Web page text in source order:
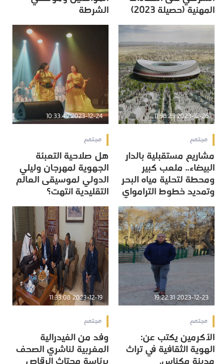
المهنية (حصيلة 2023) الشرطة
2023-12-26 11:58:25
مجتمع
مشاريع مستقبلية بالدار
البيضاء.. ملعب كبير
ومحطة لتحلية مياه البحر
وتمديد خطوط الترامواي
2023-12-24 10:33:49
مجتمع
هل صلاحية التعبئة
الجهوية لمهرجان وليلي
الدولي لموسيقى العالم
التقليدية انتهت؟
2023-12-23 19:22:31
مجتمع
الأكرمين يكتب عن:
الهوية الثقافية في تراث
2023-12-19 11:33:08
مجتمع
وفد من الفيدرالية
المغربية لناشري الصحف